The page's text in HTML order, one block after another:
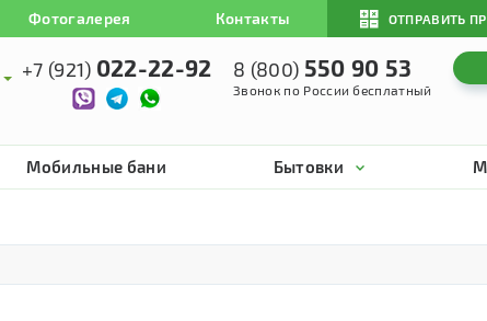
Фотогалерея Контакты ОТПРАВИТЬ
+7 (921) 022-22-92 8 (800) 550 90 53
Звонок по России бесплатный
Мобильные бани Бытовки